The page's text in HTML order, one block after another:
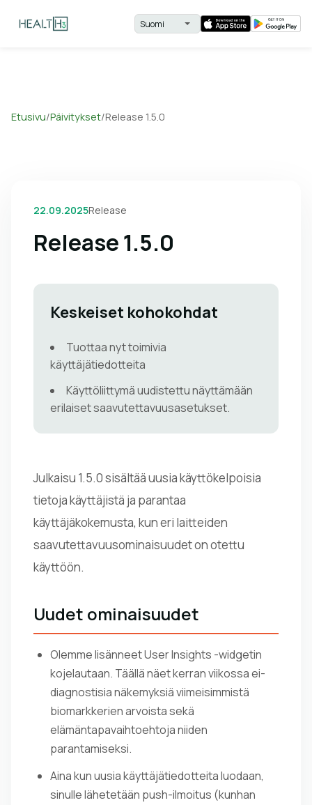
Etusivu/Päivitykset/Release 1.5.0
22.09.2025Release
Release 1.5.0
Keskeiset kohokohdat
Tuottaa nyt toimivia
käyttäjätiedotteita
Käyttöliittymä uudistettu näyttämään
erilaiset saavutettavuusasetukset.
Julkaisu 1.5.0 sisältää uusia käyttökelpoisia
tietoja käyttäjistä ja parantaa
käyttäjäkokemusta, kun eri laitteiden
saavutettavuusominaisuudet on otettu
käyttöön.
Uudet ominaisuudet
Olemme lisänneet User Insights -widgetin
kojelautaan. Täällä näet kerran viikossa ei-
diagnostisia näkemyksiä viimeisimmistä
biomarkkerien arvoista sekä
elämäntapavaihtoehtoja niiden
parantamiseksi.
Aina kun uusia käyttäjätiedotteita luodaan,
sinulle lähetetään push-ilmoitus (kunhan